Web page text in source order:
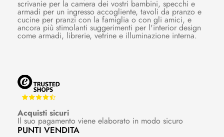
scrivanie per la camera dei vostri bambini, specchi e
armadi per un ingresso accogliente, tavoli da pranzo e
cucine per pranzi con la famiglia o con gli amici, e
ancora più stimolanti suggerimenti per l'interior design
come armadi, librerie, vetrine e illuminazione interna.
Acquisti sicuri
Il suo pagamento viene elaborato in modo sicuro
PUNTI VENDITA